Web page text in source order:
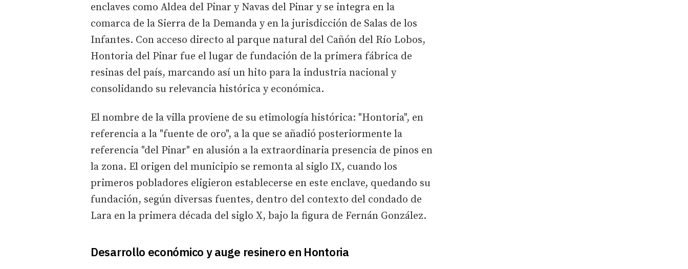
enclaves como Aldea del Pinar y Navas del Pinar y se integra en la
comarca de la Sierra de la Demanda y en la jurisdicción de Salas de los
Infantes. Con acceso directo al parque natural del Cañón del Río Lobos,
Hontoria del Pinar fue el lugar de fundación de la primera fábrica de
resinas del país, marcando así un hito para la industria nacional y
consolidando su relevancia histórica y económica.
El nombre de la villa proviene de su etimología histórica: "Hontoria", en
referencia a la "fuente de oro", a la que se añadió posteriormente la
referencia "del Pinar" en alusión a la extraordinaria presencia de pinos en
la zona. El origen del municipio se remonta al siglo IX, cuando los
primeros pobladores eligieron establecerse en este enclave, quedando su
fundación, según diversas fuentes, dentro del contexto del condado de
Lara en la primera década del siglo X, bajo la figura de Fernán González.
Desarrollo económico y auge resinero en Hontoria